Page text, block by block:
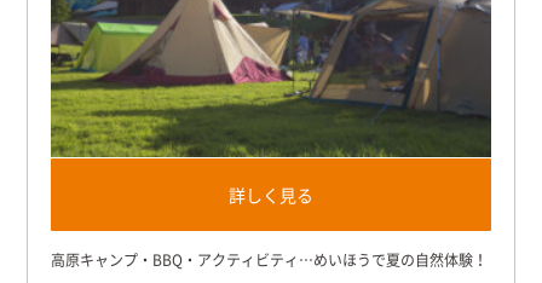
詳しく見る
高原キャンプ・BBQ・アクティビティ…めいほうで夏の自然体験！